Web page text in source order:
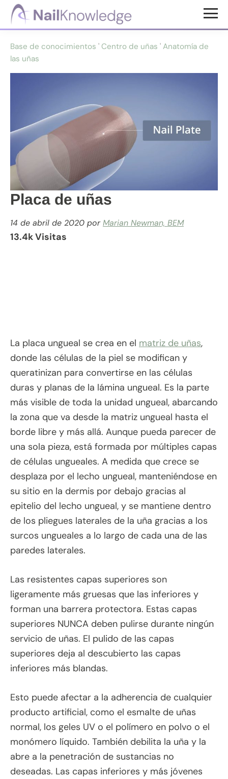
Saltar
principal
Saltar
Conocimientos
de
uñas
Base de conocimientos ' Centro de uñas ' Anatomía de
las uñas
Placa de uñas
14 de abril de 2020 porMarian Newman, BEM
13.4k Visitas
La placa ungueal se crea en el matriz de uñas,
donde las células de la piel se modifican y
queratinizan para convertirse en las células
duras y planas de la lámina ungueal. Es la parte
más visible de toda la unidad ungueal, abarcando
la zona que va desde la matriz ungueal hasta el
borde libre y más allá. Aunque pueda parecer de
una sola pieza, está formada por múltiples capas
de células ungueales. A medida que crece se
desplaza por el lecho ungueal, manteniéndose en
su sitio en la dermis por debajo gracias al
epitelio del lecho ungueal, y se mantiene dentro
de los pliegues laterales de la uña gracias a los
surcos ungueales a lo largo de cada una de las
paredes laterales.
Las resistentes capas superiores son
ligeramente más gruesas que las inferiores y
forman una barrera protectora. Estas capas
superiores NUNCA deben pulirse durante ningún
servicio de uñas. El pulido de las capas
superiores deja al descubierto las capas
inferiores más blandas.
Esto puede afectar a la adherencia de cualquier
producto artificial, como el esmalte de uñas
normal, los geles UV o el polímero en polvo o el
monómero líquido. También debilita la uña y la
abre a la penetración de sustancias no
deseadas. Las capas inferiores y más jóvenes